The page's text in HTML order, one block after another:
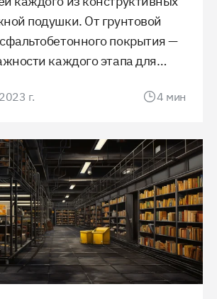
подушки. От грунтовой
покрытия —
каждого этапа для
дорожного полотна.
г. 4 мин